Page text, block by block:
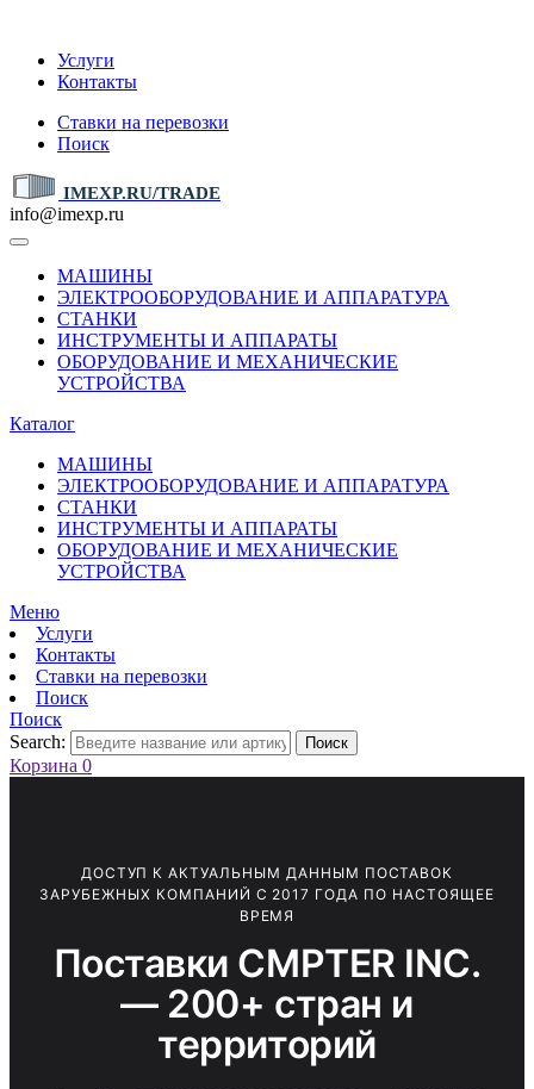
Услуги
Контакты
Ставки на перевозки
Поиск
IMEXP.RU/TRADE
info@imexp.ru
МАШИНЫ
ЭЛЕКТРООБОРУДОВАНИЕ И АППАРАТУРА
СТАНКИ
ИНСТРУМЕНТЫ И АППАРАТЫ
ОБОРУДОВАНИЕ И МЕХАНИЧЕСКИЕ
УСТРОЙСТВА
Каталог
МАШИНЫ
ЭЛЕКТРООБОРУДОВАНИЕ И АППАРАТУРА
СТАНКИ
ИНСТРУМЕНТЫ И АППАРАТЫ
ОБОРУДОВАНИЕ И МЕХАНИЧЕСКИЕ
УСТРОЙСТВА
Меню
Услуги
Контакты
Ставки на перевозки
Поиск
Поиск
Search:
Поиск
Корзина 0
ДОСТУП К АКТУАЛЬНЫМ ДАННЫМ ПОСТАВОК
ЗАРУБЕЖНЫХ КОМПАНИЙ С 2017 ГОДА ПО НАСТОЯЩЕЕ
ВРЕМЯ
Поставки CMPTER INC.
— 200+ стран и
территорий